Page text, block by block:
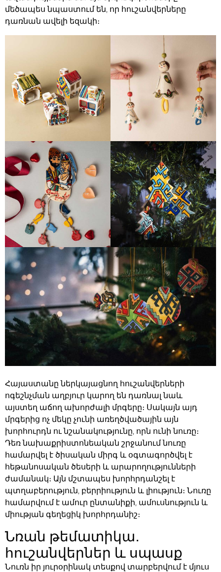
մեծապես նպաստում են, որ հուշանվերները
դառնան ավելի եզակի։
Հայաստանը ներկայացնող հուշանվերների
ոգեշնչման աղբյուր կարող են դառնալ նաև
այստեղ աճող ախորժալի մրգերը։ Սակայն այդ
մրգերից ոչ մեկը չունի առեղծվածային այն
խորհուրդն ու նշանակությունը, որն ունինուռը։
Դեռ նախաքրիստոնեական շրջանում նուռը
համարվել է ծիսական միրգ և օգտագործվել է
հեթանոսական ծեսերի և արարողությունների
ժամանակ։ Այն մշտապես խորհրդանշել է
պտղաբերություն, բերրիություն և լիություն։ Նուռը
համարվում է ամուր ընտանիքի, ամուսնություն և
միության գեղեցիկ խորհրդանիշ։
Նռան թեմատիկա․
հուշանվերներ և սպասք
Նուռն իր յուրօրինակ տեսքով տարբերվում է մյուս